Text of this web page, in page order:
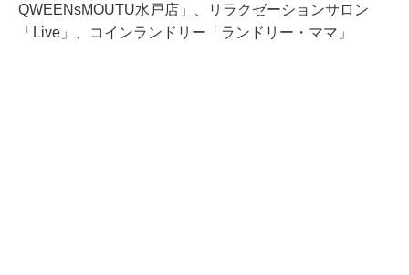
QWEENsMOUTU水戸店」、リラクゼーションサロン
「Live」、コインランドリー「ランドリー・ママ」